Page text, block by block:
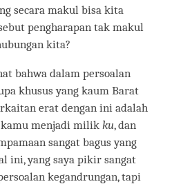
secara makul bisa kita
pengharapan tak makul
kita?
bahwa dalam persoalan
khusus yang kaum Barat
erat dengan ini adalah
menjadi milik ku, dan
sangat bagus yang
ini, yang saya pikir sangat
kegandrungan, tapi